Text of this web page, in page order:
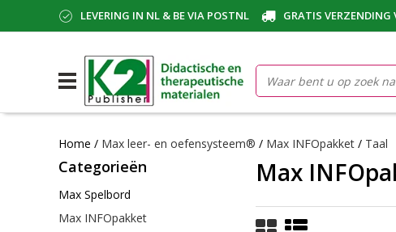
LEVERING IN NL & BE VIA POSTNL GRATIS VERZENDING
Home / Max leer- en oefensysteem® / Max INFOpakket / Taal
Categorieën
Max Spelbord
Max INFOpakket
Max